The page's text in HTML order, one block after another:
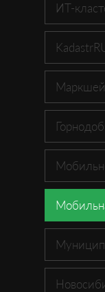
ИТ-